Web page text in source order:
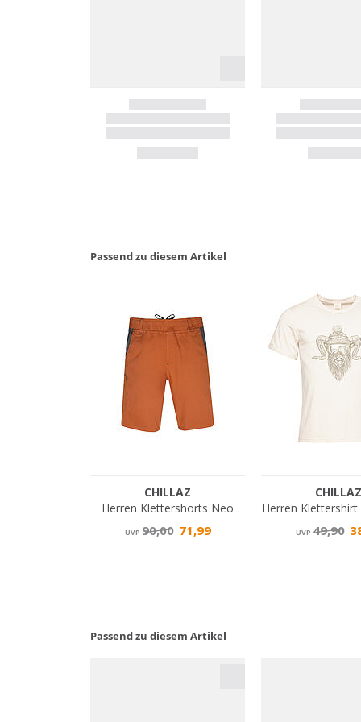
Passend zu diesem Artikel
Passend zu diesem Artikel